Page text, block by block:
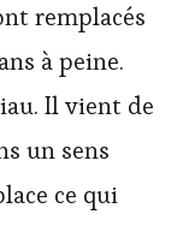
remplacés
à peine.
Il vient de
un sens
ce qui